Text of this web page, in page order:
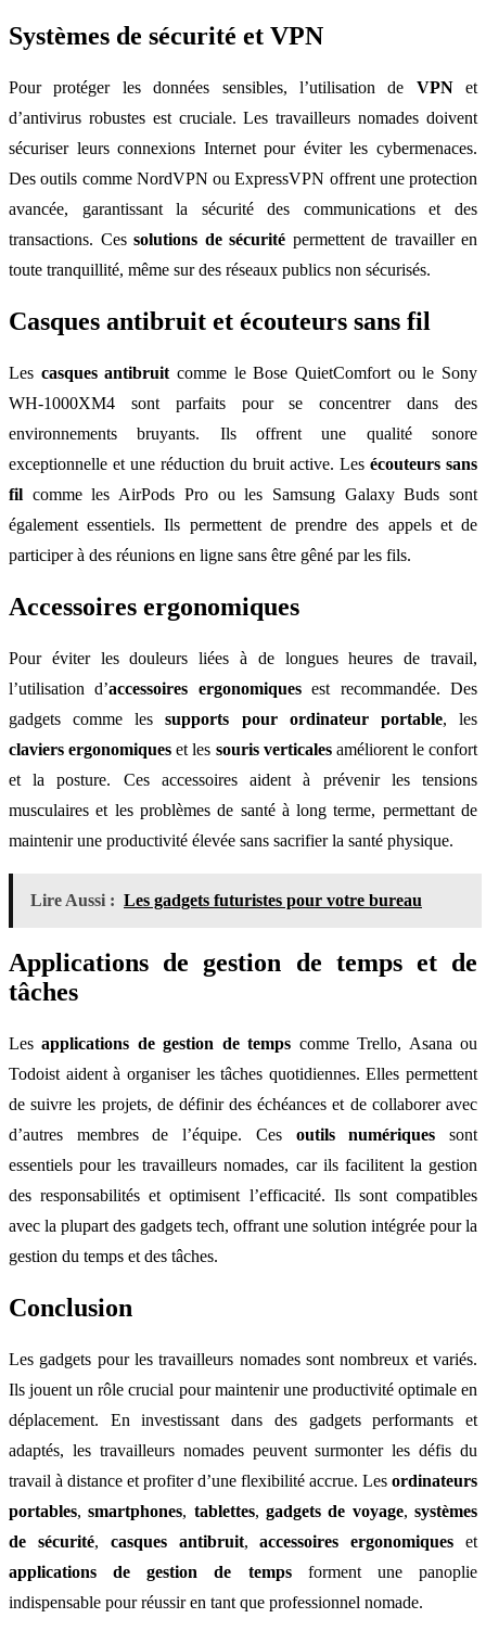
Systèmes de sécurité et VPN
Pour protéger les données sensibles, l’utilisation de VPNet
d’antivirus robustes est cruciale. Les travailleurs nomades doivent
sécuriser leurs connexions Internet pour éviter les cybermenaces.
Des outils comme NordVPN ou ExpressVPN offrent une protection
avancée, garantissant la sécurité des communications et des
transactions. Ces solutions de sécurité permettent de travailler en
toute tranquillité, même sur des réseaux publics non sécurisés.
Casques antibruit et écouteurs sans fil
Les casques antibruit comme le Bose QuietComfort ou le Sony
WH-1000XM4 sont parfaits pour se concentrer dans des
environnements bruyants. Ils offrent une qualité sonore
exceptionnelle et une réduction du bruit active. Les écouteurs sans
fil comme les AirPods Pro ou les Samsung Galaxy Buds sont
également essentiels. Ils permettent de prendre des appels et de
participer à des réunions en ligne sans être gêné par les fils.
Accessoires ergonomiques
Pour éviter les douleurs liées à de longues heures de travail,
l’utilisation d’accessoires ergonomiquesest recommandée. Des
gadgets comme lessupports pour ordinateur portable, les
claviers ergonomiques et les souris verticalesaméliorent le confort
et la posture. Ces accessoires aident à prévenir les tensions
musculaires et les problèmes de santé à long terme, permettant de
maintenir une productivité élevée sans sacrifier la santé physique.
Lire Aussi : Les gadgets futuristes pour votre bureau
Applications de gestion de temps et de
tâches
Lesapplications de gestion de temps comme Trello, Asana ou
Todoist aident à organiser les tâches quotidiennes. Elles permettent
de suivre les projets, de définir des échéances et de collaborer avec
d’autres membres de l’équipe. Ces outils numériques sont
essentiels pour les travailleurs nomades, car ils facilitent la gestion
des responsabilités et optimisent l’efficacité. Ils sont compatibles
avec la plupart des gadgets tech, offrant une solution intégrée pour la
gestion du temps et des tâches.
Conclusion
Les gadgets pour les travailleurs nomades sont nombreux et variés.
Ils jouent un rôle crucial pour maintenir une productivité optimale en
déplacement. En investissant dans des gadgets performants et
adaptés, les travailleurs nomades peuvent surmonter les défis du
travail à distance et profiter d’une flexibilité accrue. Les ordinateurs
portables,smartphones, tablettes,gadgets de voyage,systèmes
de sécurité, casques antibruit,accessoires ergonomiques et
applications de gestion de tempsforment une panoplie
indispensable pour réussir en tant que professionnel nomade.